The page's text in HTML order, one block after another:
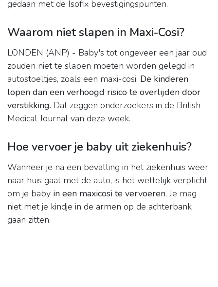
gedaan met de Isofix bevestigingspunten.
Waarom niet slapen in Maxi-Cosi?
LONDEN (ANP) - Baby's tot ongeveer een jaar oud
zouden niet te slapen moeten worden gelegd in
autostoeltjes, zoals een maxi-cosi. De kinderen
lopen dan een verhoogd risico te overlijden door
verstikking. Dat zeggen onderzoekers in de British
Medical Journal van deze week.
Hoe vervoer je baby uit ziekenhuis?
Wanneer je na een bevalling in het ziekenhuis weer
naar huis gaat met de auto, is het wettelijk verplicht
om je baby in een maxicosi te vervoeren. Je mag
niet met je kindje in de armen op de achterbank
gaan zitten.